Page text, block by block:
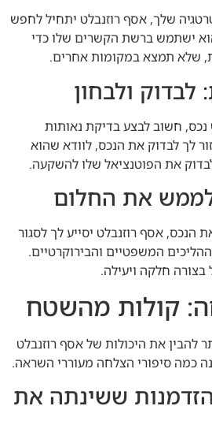
שלך, אסף רוזנבלט יתחיל לחפש
ישתמש ברשת הקשרים שלו כדי
שלא תמצא במקומות אחרים.
ולבחון
חשוב לבצע בדיקת נאותות
לך לבדוק את הנכס, לוודא שהוא
את הפוטנציאל שלו להשקעה.
את החלום
אסף רוזנבלט יסייע לך לסגור
המשפטיים והבירוקרטיים.
חלקה ויעילה.
קולות מהשטח
להבין את היכולות של אסף רוזנבלט
כמה סיפורי הצלחה מעוררי השראה.
ששינתה את